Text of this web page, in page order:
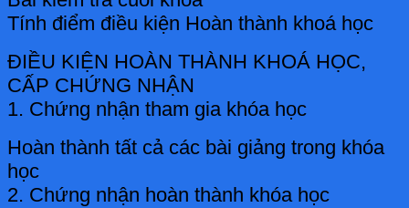
Tính điểm điều kiện Hoàn thành khoá học
ĐIỀU KIỆN HOÀN THÀNH KHOÁ HỌC,
CẤP CHỨNG NHẬN
1. Chứng nhận tham gia khóa học
Hoàn thành tất cả các bài giảng trong khóa
học
2. Chứng nhận hoàn thành khóa học